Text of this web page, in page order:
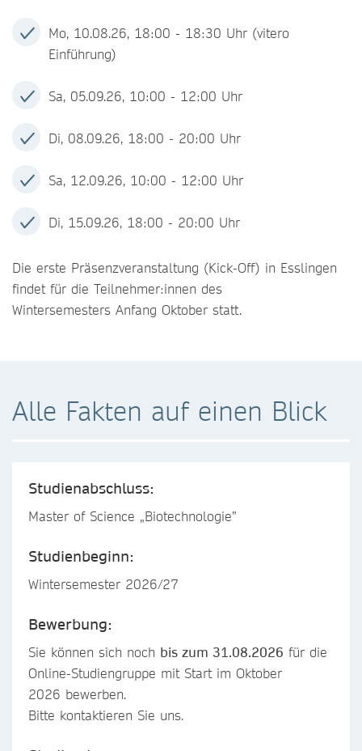
Mo, 10.08.26, 18:00 - 18:30 Uhr (vitero
Einführung)
Sa, 05.09.26, 10:00 - 12:00 Uhr
Di, 08.09.26, 18:00 - 20:00 Uhr
Sa, 12.09.26, 10:00 - 12:00 Uhr
Di, 15.09.26, 18:00 - 20:00 Uhr
Die erste Präsenzveranstaltung (Kick-Off) in Esslingen
findet für die Teilnehmer:innen des
Wintersemesters Anfang Oktober statt.
Alle Fakten auf einen Blick
Studienabschluss:
Master of Science „Biotechnologie”
Studienbeginn:
Wintersemester 2026/27
Bewerbung:
Sie können sich noch bis zum 31.08.2026 für die
Online-Studiengruppe mit Start im Oktober
2026 bewerben.
Bitte kontaktieren Sie uns.